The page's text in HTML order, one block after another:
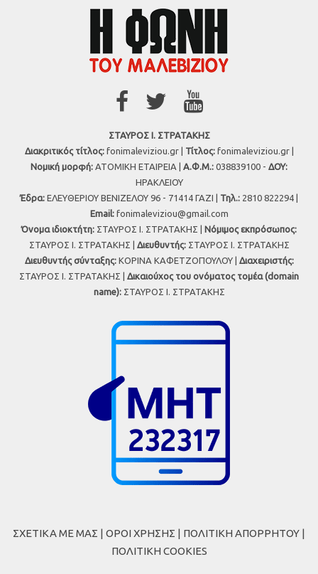
ΣΤΑΥΡΟΣ Ι. ΣΤΡΑΤΑΚΗΣ
Διακριτικός τίτλος:fonimaleviziou.gr | Τίτλος:fonimaleviziou.gr |
Νομική μορφή: ΑΤΟΜΙΚΗ ΕΤΑΙΡΕΙΑ | Α.Φ.Μ.: 038839100 - ΔΟΥ:
ΗΡΑΚΛΕΙΟΥ
Έδρα: ΕΛΕΥΘΕΡΙΟΥ ΒΕΝΙΖΕΛΟΥ 96 - 71414 ΓΑΖΙ | Τηλ.: 2810 822294 |
Εmail: fonimaleviziou@gmail.com
Όνομα ιδιοκτήτη: ΣΤΑΥΡΟΣ Ι. ΣΤΡΑΤΑΚΗΣ | Νόμιμος εκπρόσωπος:
ΣΤΑΥΡΟΣ Ι. ΣΤΡΑΤΑΚΗΣ | Διευθυντής:ΣΤΑΥΡΟΣ Ι. ΣΤΡΑΤΑΚΗΣ
Διευθυντής σύνταξης:ΚΟΡΙΝΑ ΚΑΦΕΤΖΟΠΟΥΛΟΥ | Διαχειριστής:
ΣΤΑΥΡΟΣ Ι. ΣΤΡΑΤΑΚΗΣ | Δικαιούχος του ονόματος τομέα (domain
name):ΣΤΑΥΡΟΣ Ι. ΣΤΡΑΤΑΚΗΣ
ΣΧΕΤΙΚΑ ΜΕ ΜΑΣ | ΟΡΟΙ ΧΡΗΣΗΣ | ΠΟΛΙΤΙΚΗ ΑΠΟΡΡΗΤΟΥ |
ΠΟΛΙΤΙΚΗ COOKIES